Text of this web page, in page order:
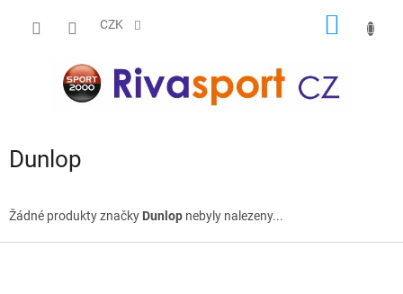
CZK
Dunlop
Žádné produkty značky Dunlop nebyly nalezeny...